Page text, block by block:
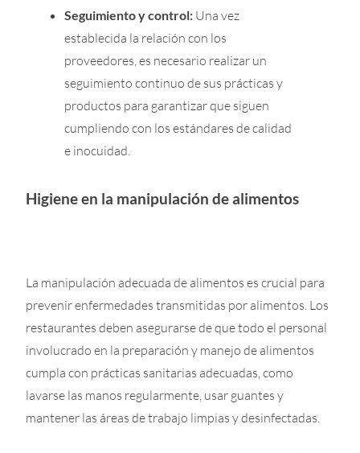
Seguimiento y control: Una vez
establecida la relación con los
proveedores, es necesario realizar un
seguimiento continuo de sus prácticas y
productos para garantizar que siguen
cumpliendo con los estándares de calidad
e inocuidad.
Higiene en la manipulación de alimentos
La manipulación adecuada de alimentos es crucial para
prevenir enfermedades transmitidas por alimentos. Los
restaurantes deben asegurarse de que todo el personal
involucrado en la preparación y manejo de alimentos
cumpla con prácticas sanitarias adecuadas, como
lavarse las manos regularmente, usar guantes y
mantener las áreas de trabajo limpias y desinfectadas.